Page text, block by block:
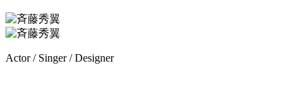
Actor / Singer / Designer